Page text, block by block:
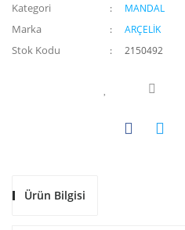
Kategori MANDAL
Marka ARÇELİK
Stok Kodu 2150492
Ürün Bilgisi